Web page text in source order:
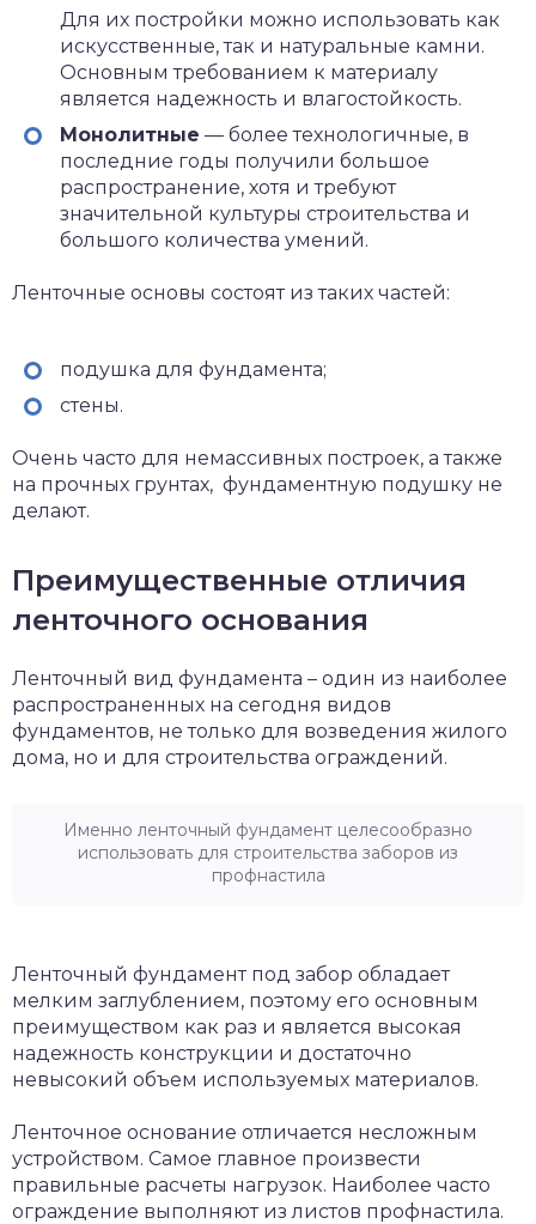
Для их постройки можно использовать как
искусственные, так и натуральные камни.
Основным требованием к материалу
является надежность и влагостойкость.
Монолитные — более технологичные, в
последние годы получили большое
распространение, хотя и требуют
значительной культуры строительства и
большого количества умений.
Ленточные основы состоят из таких частей:
подушка для фундамента;
стены.
Очень часто для немассивных построек, а также
на прочных грунтах, фундаментную подушку не
делают.
Преимущественные отличия
ленточного основания
Ленточный вид фундамента – один из наиболее
распространенных на сегодня видов
фундаментов, не только для возведения жилого
дома, но и для строительства ограждений.
Именно ленточный фундамент целесообразно
использовать для строительства заборов из
профнастила
Ленточный фундамент под забор обладает
мелким заглублением, поэтому его основным
преимуществом как раз и является высокая
надежность конструкции и достаточно
невысокий объем используемых материалов.
Ленточное основание отличается несложным
устройством. Самое главное произвести
правильные расчеты нагрузок. Наиболее часто
ограждение выполняют из листов профнастила.